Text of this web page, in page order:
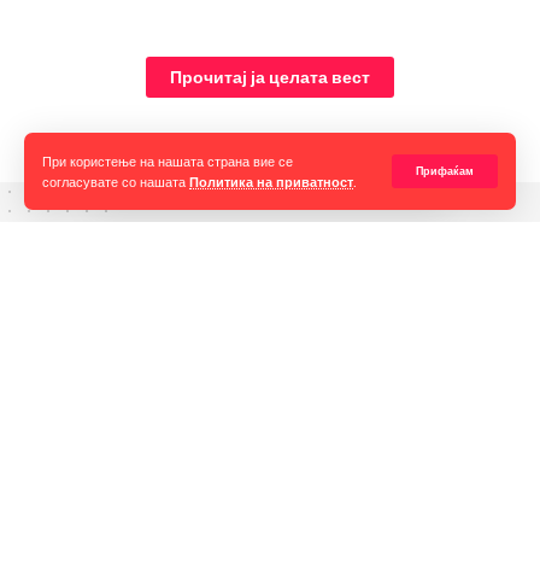
При користење на нашата страна вие се
согласувате со нашата Политика на приватност
Прифаќам
годината заклучно со мај месец, значи првите пет месеци
споредено со истиот период лани, растот е 3,3 отсто, а кај
преработувачката индустрија 4,5 отсто.
Прочитај ја целата вест